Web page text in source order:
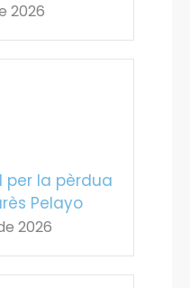
2026
per la pèrdua
Pelayo
2026